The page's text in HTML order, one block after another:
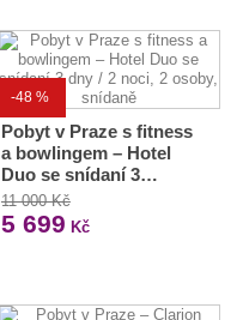
-48 %
Pobyt v Praze s fitness
a bowlingem – Hotel
Duo se snídaní 3…
11 000 Kč
5 699 Kč